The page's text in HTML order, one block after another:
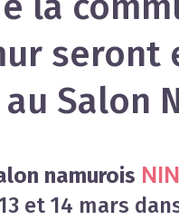
seront
Salon
namurois
et 14 mars